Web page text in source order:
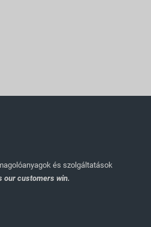
és szolgáltatások
our customers win.